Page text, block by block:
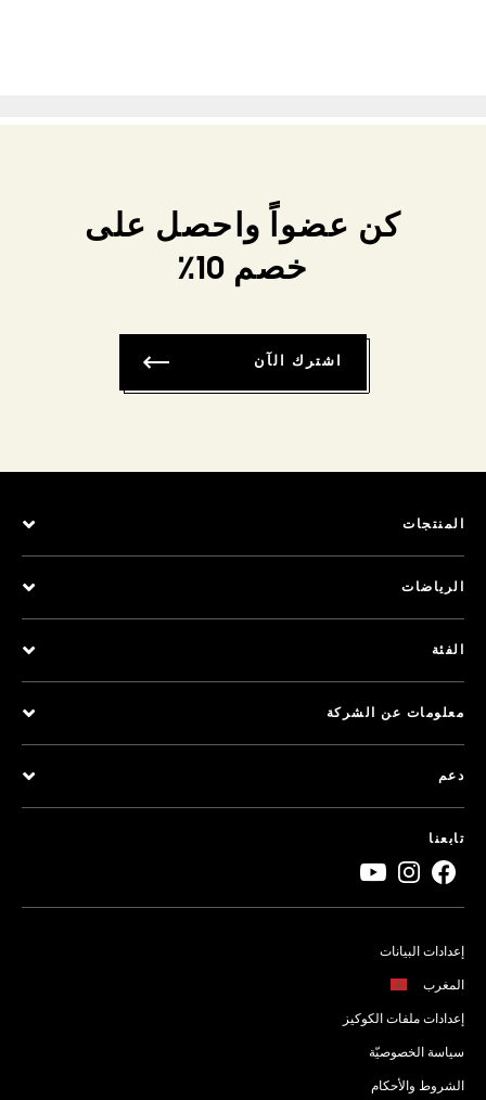
كن عضواً واحصل على
خصم 10٪
اشترك الآن
المنتجات
الرياضات
الفئة
معلومات عن الشركة
دعم
تابعنا
إعدادات البيانات
المغرب
إعدادات ملفات الكوكيز
سياسة الخصوصيّة
الشروط والأحكام